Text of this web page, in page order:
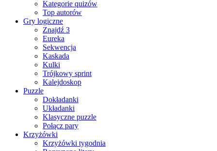
Kategorie quizów
Top autorów
Gry logiczne
Znajdź 3
Eureka
Sekwencja
Kaskada
Kulki
Trójkowy sprint
Kalejdoskop
Puzzle
Dokładanki
Układanki
Klasyczne puzzle
Połącz pary
Krzyżówki
Krzyżówki tygodnia